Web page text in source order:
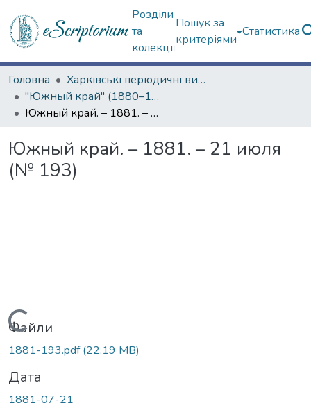
Розділи
та
колекції
Пошук за
критеріями
Статистика
Головна
Харківські періодичні видання
"Южный край" (1880–1919 гг.)
Южный край. – 1881. – 21 июля (№ 193)
Южный край. – 1881. – 21 июля
(№ 193)
Вантажиться...
Файли
1881-193.pdf(22,19 MB)
Дата
1881-07-21